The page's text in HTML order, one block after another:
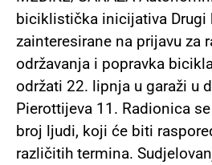
biciklistička inicijativa Drugi
zainteresirane na prijavu za
održavanja i popravka
održati 22. lipnja u garaži u
Pierottijeva 11. Radionica
broj ljudi, koji će biti
različitih termina.